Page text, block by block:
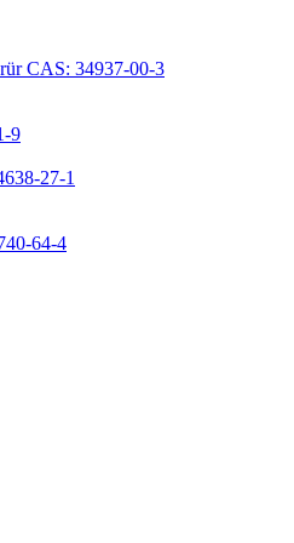
CAS: 34937-00-3
9
27-1
64-4